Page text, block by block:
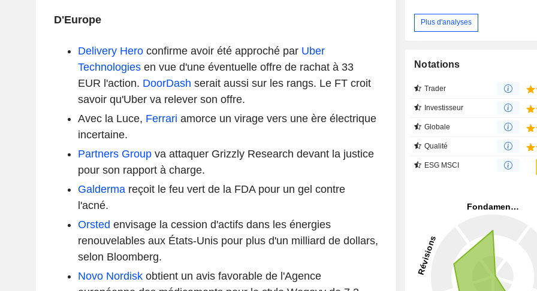
D'Europe
Delivery Heroconfirme avoir été approché par Uber
Technologiesen vue d'une éventuelle offre de rachat à 33
EUR l'action. DoorDash serait aussi sur les rangs. Le FT croit
savoir qu'Uber va relever son offre.
Avec la Luce, Ferrari amorce un virage vers une ère électrique
incertaine.
Partners Groupva attaquer Grizzly Research devant la justice
pour son rapport à charge.
Galdermareçoit le feu vert de la FDA pour un gel contre
l'acné.
Orsted envisage la cession d'actifs dans les énergies
renouvelables aux États-Unis pour plus d'un milliard de dollars,
selon Bloomberg.
Novo Nordiskobtient un avis favorable de l'Agence
Plus d'analyses
Notations
Trader
Investisseur
Globale
Qualité
ESG MSCI